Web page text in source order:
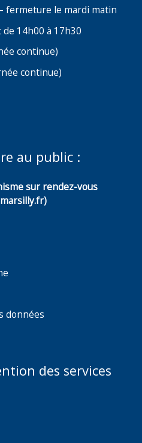
fermeture le mardi matin
14h00 à 17h30
continue)
continue)
au public :
sur rendez-vous
données
des services